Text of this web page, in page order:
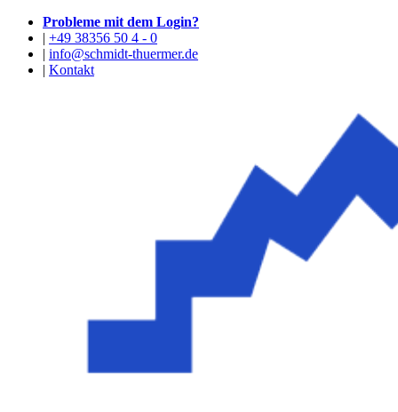
Probleme mit dem Login?
| +49 38356 50 4 - 0
| info@schmidt-thuermer.de
| Kontakt